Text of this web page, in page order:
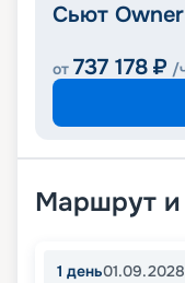
Сьют
от 737 178 ₽ /
Маршрут и
1 день01.09.2028